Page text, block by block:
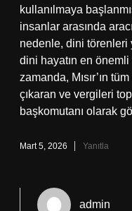
kullanılmaya
insanlar arasında
nedenle, dini törenleri
dini hayatın en
zamanda, Mısır’ın
çıkaran ve vergileri
başkomutanı olarak
Mart 5, 2026 Yanıtla
admin